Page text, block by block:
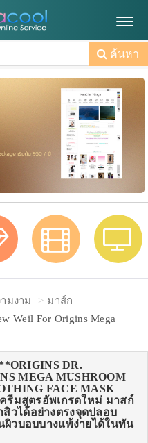
ค้นหา
มงาม
มาส์ก
Weil For Origins Mega
DR.
MEGA MUSHROOM
FACE MASK
รีมสูตรอัพเกรดใหม่ มาสก์
วได้อย่างตรงจุดปลอบ
ผิวบอบบางแพ้ง่ายได้ในทัน